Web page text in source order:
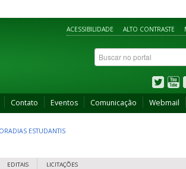
ACESSIBILIDADE ALTO CONTRASTE
Contato Eventos Comunicação Webmail
ESTUDANTIS
EDITAIS LICITAÇÕES